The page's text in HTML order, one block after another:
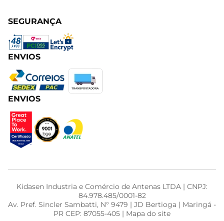
SEGURANÇA
ENVIOS
ENVIOS
Kidasen Industria e Comércio de Antenas LTDA | CNPJ:
84.978.485/0001-82
Av. Pref. Sincler Sambatti, N° 9479 | JD Bertioga | Maringá -
PR CEP: 87055-405 | Mapa do site